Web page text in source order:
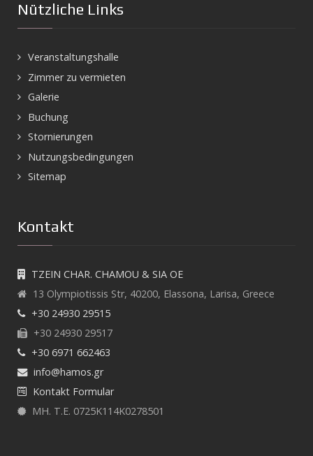
Nützliche Links
Veranstaltungshalle
Zimmer zu vermieten
Galerie
Buchung
Stornierungen
Nutzungsbedingungen
Sitemap
Kontakt
TZEIN CHAR. CHAMOU & SIA OE
13 Olympiotissis Str, 40200, Elassona, Larisa, Greece
+30 24930 29515
+30 24930 29517
+30 6971 662463
info@hamos.gr
Kontakt Formular
ΜΗ. Τ.Ε. 0725Κ114Κ0278501